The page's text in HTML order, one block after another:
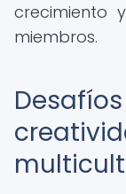
crecimiento
miembros.